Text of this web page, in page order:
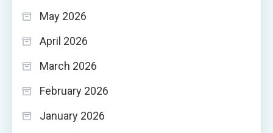
May 2026
April 2026
March 2026
February 2026
January 2026